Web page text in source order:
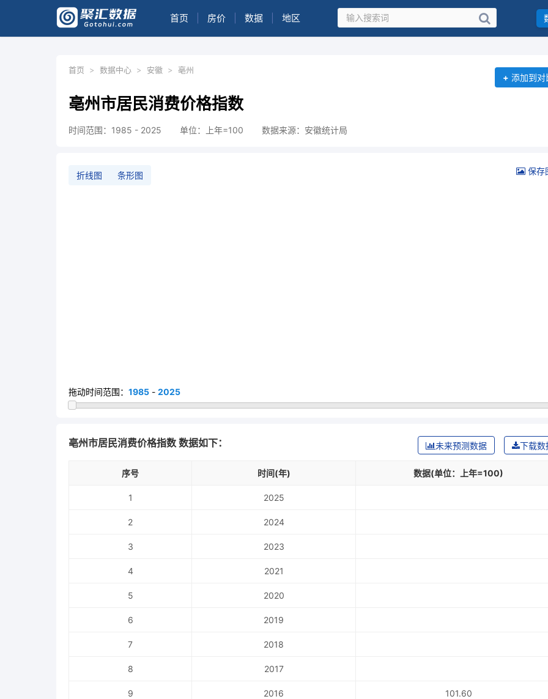
首页 房价 数据 地区
首页 > 数据中心 > 安徽 > 亳州
亳州市居民消费价格指数
时间范围：1985 - 2025 单位：上年=100 数据来源：安徽统计局
+ 添加到对
折线图 条形图 保存
拖动时间范围： 1985 - 2025
亳州市居民消费价格指数 数据如下： 下载数
未来预测数据
序号 时间(年) 数据(单位：上年=100)
1 2025
2 2024
3 2023
4 2021
5 2020
6 2019
7 2018
8 2017
9 2016 101.60